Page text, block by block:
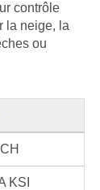
contrôle
la neige, la
ou
KSI